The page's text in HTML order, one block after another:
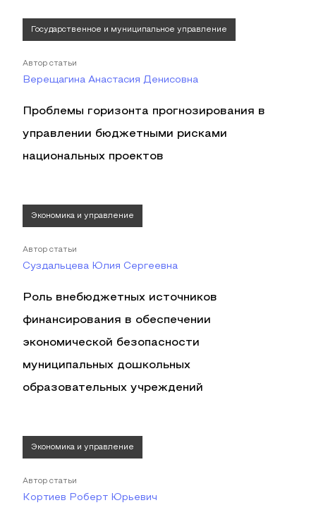
Государственное и муниципальное управление
Автор статьи
Верещагина Анастасия Денисовна
Проблемы горизонта прогнозирования в
управлении бюджетными рисками
национальных проектов
Экономика и управление
Автор статьи
Суздальцева Юлия Сергеевна
Роль внебюджетных источников
финансирования в обеспечении
экономической безопасности
муниципальных дошкольных
образовательных учреждений
Экономика и управление
Автор статьи
Кортиев Роберт Юрьевич